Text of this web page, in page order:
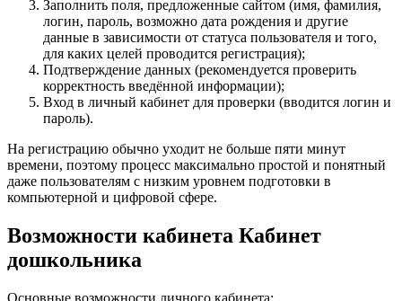
Заполнить поля, предложенные сайтом (имя, фамилия,
логин, пароль, возможно дата рождения и другие
данные в зависимости от статуса пользователя и того,
для каких целей проводится регистрация);
Подтверждение данных (рекомендуется проверить
корректность введённой информации);
Вход в личный кабинет для проверки (вводится логин и
пароль).
На регистрацию обычно уходит не больше пяти минут
времени, поэтому процесс максимально простой и понятный
даже пользователям с низким уровнем подготовки в
компьютерной и цифровой сфере.
Возможности кабинета Кабинет
дошкольника
Основные возможности личного кабинета: